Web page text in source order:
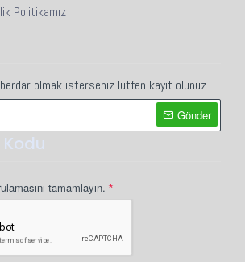
Politikamız
olmak isterseniz lütfen kayıt olunuz.
Gönder
tamamlayın.